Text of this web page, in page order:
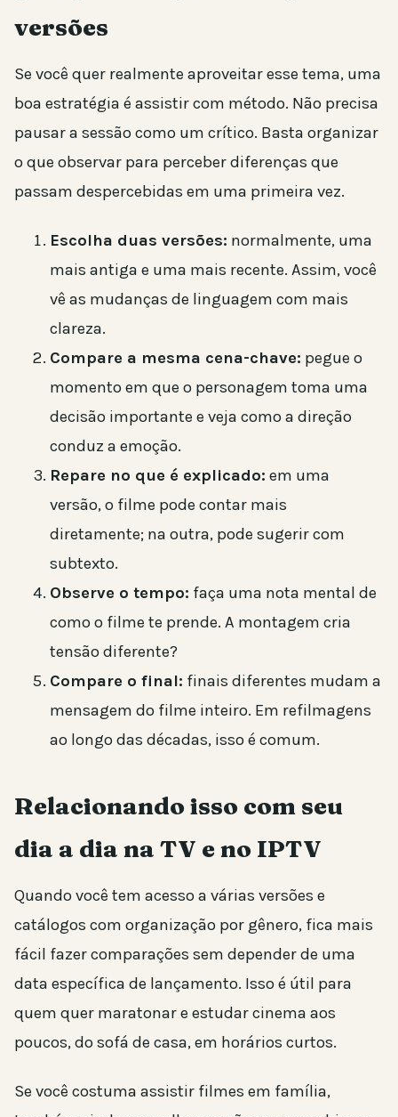
versões
Se você quer realmente aproveitar esse tema, uma
boa estratégia é assistir com método. Não precisa
pausar a sessão como um crítico. Basta organizar
o que observar para perceber diferenças que
passam despercebidas em uma primeira vez.
Escolha duas versões: normalmente, uma
mais antiga e uma mais recente. Assim, você
vê as mudanças de linguagem com mais
clareza.
Compare a mesma cena-chave: pegue o
momento em que o personagem toma uma
decisão importante e veja como a direção
conduz a emoção.
Repare no que é explicado: em uma
versão, o filme pode contar mais
diretamente; na outra, pode sugerir com
subtexto.
Observe o tempo: faça uma nota mental de
como o filme te prende. A montagem cria
tensão diferente?
Compare o final: finais diferentes mudam a
mensagem do filme inteiro. Em refilmagens
ao longo das décadas, isso é comum.
Relacionando isso com seu
dia a dia na TV e no IPTV
Quando você tem acesso a várias versões e
catálogos com organização por gênero, fica mais
fácil fazer comparações sem depender de uma
data específica de lançamento. Isso é útil para
quem quer maratonar e estudar cinema aos
poucos, do sofá de casa, em horários curtos.
Se você costuma assistir filmes em família,